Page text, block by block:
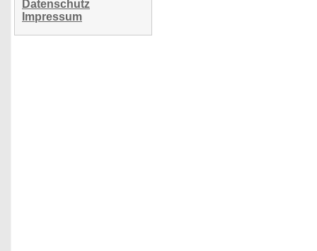
Datenschutz
Impressum